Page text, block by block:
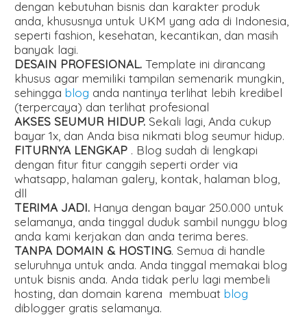
dengan kebutuhan bisnis dan karakter produk
anda, khususnya untuk UKM yang ada di Indonesia,
seperti fashion, kesehatan, kecantikan, dan masih
banyak lagi.
DESAIN PROFESIONAL. Template ini dirancang
khusus agar memiliki tampilan semenarik mungkin,
sehinggablog anda nantinya terlihat lebih kredibel
(terpercaya) dan terlihat profesional
AKSES SEUMUR HIDUP. Sekali lagi, Anda cukup
bayar 1x, dan Anda bisa nikmati blog seumur hidup.
FITURNYA LENGKAP . Blog sudah di lengkapi
dengan fitur fitur canggih seperti order via
whatsapp, halaman galery, kontak, halaman blog,
dll
TERIMA JADI. Hanya dengan bayar 250.000 untuk
selamanya, anda tinggal duduk sambil nunggu blog
anda kami kerjakan dan anda terima beres.
TANPA DOMAIN & HOSTING. Semua di handle
seluruhnya untuk anda. Anda tinggal memakai blog
untuk bisnis anda. Anda tidak perlu lagi membeli
hosting, dan domain karena membuatblog
diblogger gratis selamanya.